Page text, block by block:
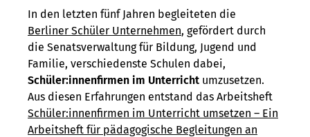
In den letzten fünf Jahren begleiteten die
Berliner Schüler Unternehmen, gefördert durch
die Senatsverwaltung für Bildung, Jugend und
Familie, verschiedenste Schulen dabei,
Schüler:innenfirmen im Unterricht umzusetzen.
Aus diesen Erfahrungen entstand das Arbeitsheft
Schüler:innenfirmen im Unterricht umsetzen – Ein
Arbeitsheft für pädagogische Begleitungen an